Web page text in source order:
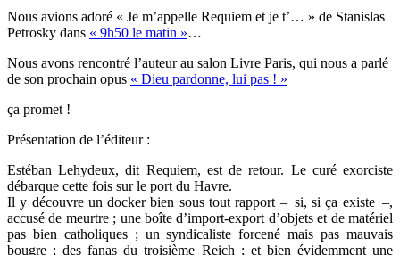
Nous avions adoré « Je m’appelle Requiem et je t’… » de Stanislas
Petrosky dans « 9h50 le matin »…
Nous avons rencontré l’auteur au salon Livre Paris, qui nous a parlé
de son prochain opus « Dieu pardonne, lui pas ! »
ça promet !
Présentation de l’éditeur :
Estéban Lehydeux, dit Requiem, est de retour. Le curé exorciste
débarque cette fois sur le port du Havre.
Il y découvre un docker bien sous tout rapport – si, si ça existe –,
accusé de meurtre ; une boîte d’import-export d’objets et de matériel
pas bien catholiques ; un syndicaliste forcené mais pas mauvais
bougre ; des fanas du troisième Reich ; et bien évidemment une